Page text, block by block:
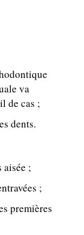
va
de cas ;
dents.
aisée ;
;
premières